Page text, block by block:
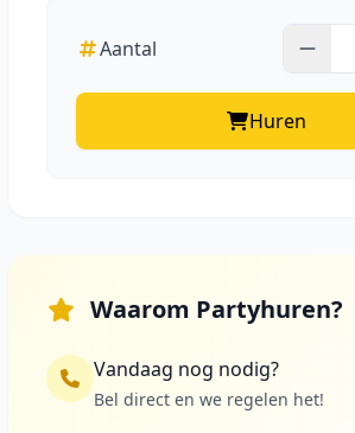
Aantal
Huren
Waarom Partyhuren?
Vandaag nog nodig?
Bel direct en we regelen het!